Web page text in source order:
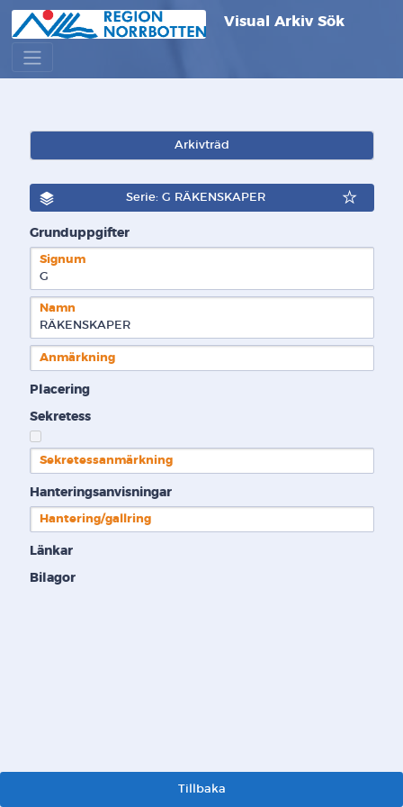
Visual Arkiv Sök
Arkivträd
Serie: G RÄKENSKAPER
Grunduppgifter
Signum
Namn
RÄKENSKAPER
Anmärkning
Placering
Sekretess
Sekretessanmärkning
Hanteringsanvisningar
Hantering/gallring
Länkar
Bilagor
Tillbaka